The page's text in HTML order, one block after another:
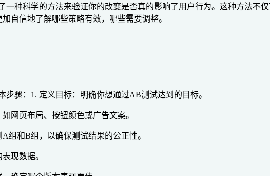
一种科学的方法来验证你的改变是否真的影响了用户行为。这种方法不
自信地了解哪些策略有效，哪些需要调整。
步骤：1. 定义目标：明确你想通过AB测试达到的目标。
网页布局、按钮颜色或广告文案。
组和B组，以确保测试结果的公正性。
现数据。